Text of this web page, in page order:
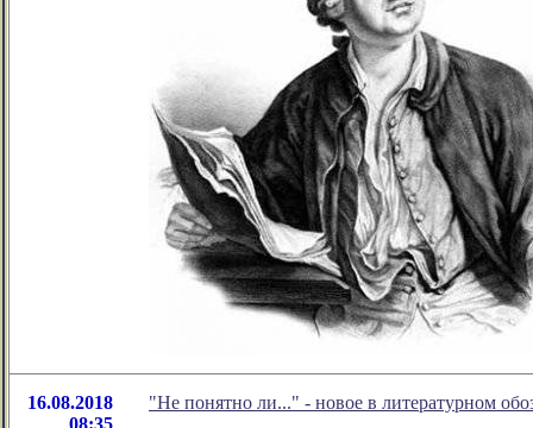
16.08.2018
08:35
"Не понятно ли..." - новое в литературном